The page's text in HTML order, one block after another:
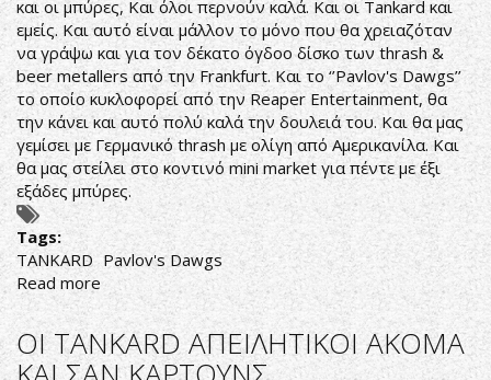
και οι μπύρες, Και όλοι περνούν καλά. Και οι Tankard και
εμείς. Και αυτό είναι μάλλον το μόνο που θα χρειαζόταν
να γράψω και για τον δέκατο όγδοο δίσκο των thrash &
beer metallers από την Frankfurt. Και το ‘’Pavlov's Dawgs’’
το οποίο κυκλοφορεί από την Reaper Entertainment, θα
την κάνει και αυτό πολύ καλά την δουλειά του. Και θα μας
γεμίσει με Γερμανικό thrash με ολίγη από Αμερικανίλα. Και
θα μας στείλει στο κοντινό mini market για πέντε με έξι
εξάδες μπύρες.
Tags:
TANKARD Pavlov's Dawgs
Read moreabout
ΟΙ
TANKARD
ΚΑΙ
Η
ΟΙ TANKARD ΑΠΕΙΛΗΤΙΚΟΙ ΑΚΟΜΑ